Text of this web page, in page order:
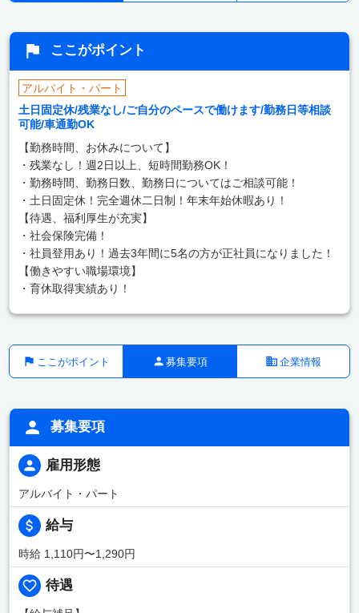
ここがポイント
アルバイト・パート
土日固定休/残業なし/ご自分のペースで働けます/勤務日等相談
可能/車通勤OK
【勤務時間、お休みについて】
・残業なし！週2日以上、短時間勤務OK！
・勤務時間、勤務日数、勤務日についてはご相談可能！
・土日固定休！完全週休二日制！年末年始休暇あり！
【待遇、福利厚生が充実】
・社会保険完備！
・社員登用あり！過去3年間に5名の方が正社員になりました！
【働きやすい職場環境】
・育休取得実績あり！
ここがポイント 募集要項 企業情報
募集要項
雇用形態
アルバイト・パート
給与
時給 1,110円〜1,290円
待遇